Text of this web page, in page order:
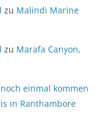
zu Malindi Marine
zu Marafa Canyon,
einmal kommen
in Ranthambore